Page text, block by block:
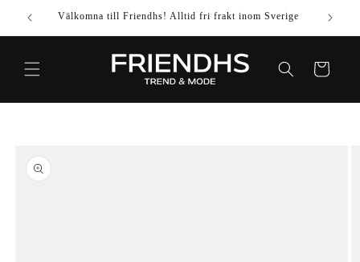
VIDARE
TILL
INNEHÅLL
Välkomna till Friendhs! Alltid fri frakt inom Sverige Använd
Varukorg
TILL